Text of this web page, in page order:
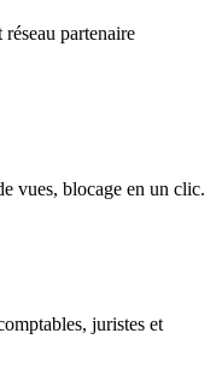
partenaire
vues, blocage en un clic.
juristes et